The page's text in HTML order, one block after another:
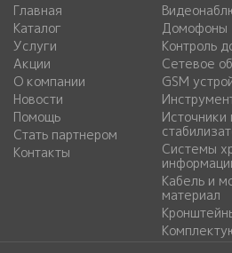
Главная
Каталог
Услуги
Акции
О компании
Новости
Помощь
Стать партнером
Контакты
Домофоны
Контроль
Сетевое
GSM
Источники
Системы
Кабель и
материал